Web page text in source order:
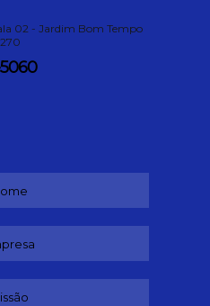
02 - Jardim Bom Tempo